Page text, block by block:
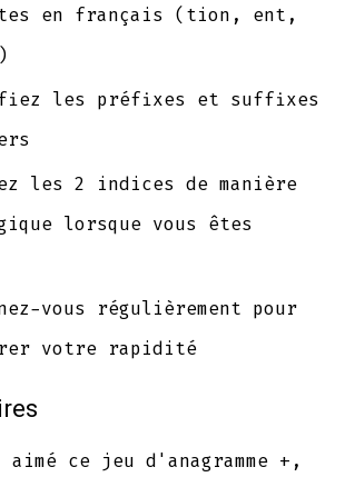
en français (tion, ent,
les préfixes et suffixes
les 2 indices de manière
lorsque vous êtes
vous régulièrement pour
votre rapidité
ce jeu d'anagramme +,